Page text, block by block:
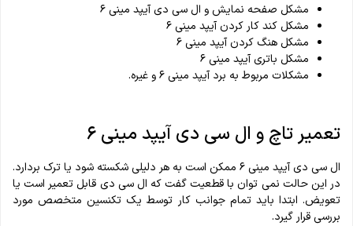
مشکل صفحه نمایش و ال سی دی آیپد مینی ۶
مشکل کند کار کردن آیپد مینی ۶
مشکل هنگ کردن آیپد مینی ۶
مشکل باتری آیپد مینی ۶
مشکلات مربوط به برد آیپد مینی ۶ و غیره.
تعمیر تاچ و ال سی دی آیپد مینی ۶
ال سی دی آیپد مینی ۶ ممکن است به هر دلیلی شکسته شود یا ترک بردارد.
در این حالت نمی توان با قطعیت گفت که ال سی دی قابل تعمیر است یا
تعویض. ابتدا باید تمام جوانب کار توسط یک تکنسین متخصص مورد
بررسی قرار گیرد.